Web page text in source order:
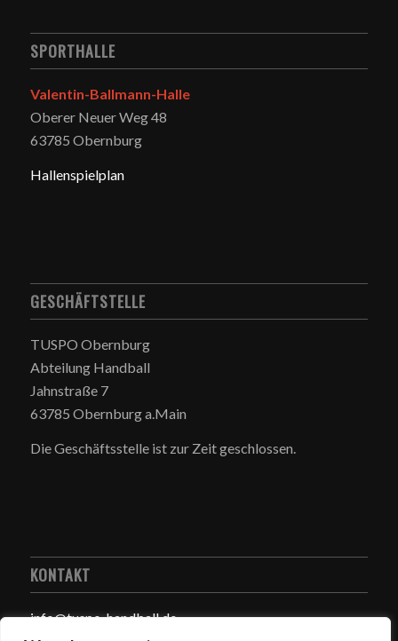
SPORTHALLE
Valentin-Ballmann-Halle
Oberer Neuer Weg 48
63785 Obernburg
Hallenspielplan
GESCHÄFTSTELLE
TUSPO Obernburg
Abteilung Handball
Jahnstraße 7
63785 Obernburg a.Main
Die Geschäftsstelle ist zur Zeit geschlossen.
KONTAKT
info@tuspo-handball.de